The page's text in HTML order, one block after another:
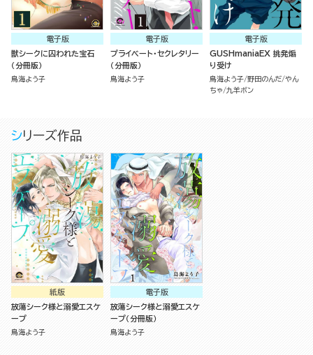
電子版
獣シークに囚われた宝石
（分冊版）
鳥海よう子
電子版
プライベート・セクレタリー
（分冊版）
鳥海よう子
電子版
GUSHmaniaEX 挑発煽
り受け
鳥海よう子 野田のんだ やん
ちゃ 九羊ボン
シリーズ作品
紙版
放蕩シーク様と溺愛エスケ
ープ
鳥海よう子
電子版
放蕩シーク様と溺愛エスケ
ープ（分冊版）
鳥海よう子